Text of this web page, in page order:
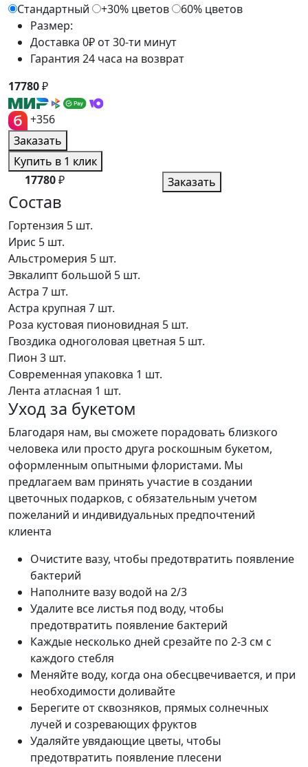
Стандартный
+30% цветов
60% цветов
Размер:
Доставка 0₽ от 30-ти минут
Гарантия 24 часа на возврат
17780₽
+356
Заказать
Купить в 1 клик
17780₽ Заказать
Состав
Гортензия 5 шт.
Ирис 5 шт.
Альстромерия 5 шт.
Эвкалипт большой 5 шт.
Астра 7 шт.
Астра крупная 7 шт.
Роза кустовая пионовидная 5 шт.
Гвоздика одноголовая цветная 5 шт.
Пион 3 шт.
Современная упаковка 1 шт.
Лента атласная 1 шт.
Уход за букетом
Благодаря нам, вы сможете порадовать близкого
человека или просто друга роскошным букетом,
оформленным опытными флористами. Мы
предлагаем вам принять участие в создании
цветочных подарков, с обязательным учетом
пожеланий и индивидуальных предпочтений
клиента
Очистите вазу, чтобы предотвратить появление
бактерий
Наполните вазу водой на 2/3
Удалите все листья под воду, чтобы
предотвратить появление бактерий
Каждые несколько дней срезайте по 2-3 см с
каждого стебля
Меняйте воду, когда она обесцвечивается, и при
необходимости доливайте
Берегите от сквозняков, прямых солнечных
лучей и созревающих фруктов
Удаляйте увядающие цветы, чтобы
предотвратить появление плесени